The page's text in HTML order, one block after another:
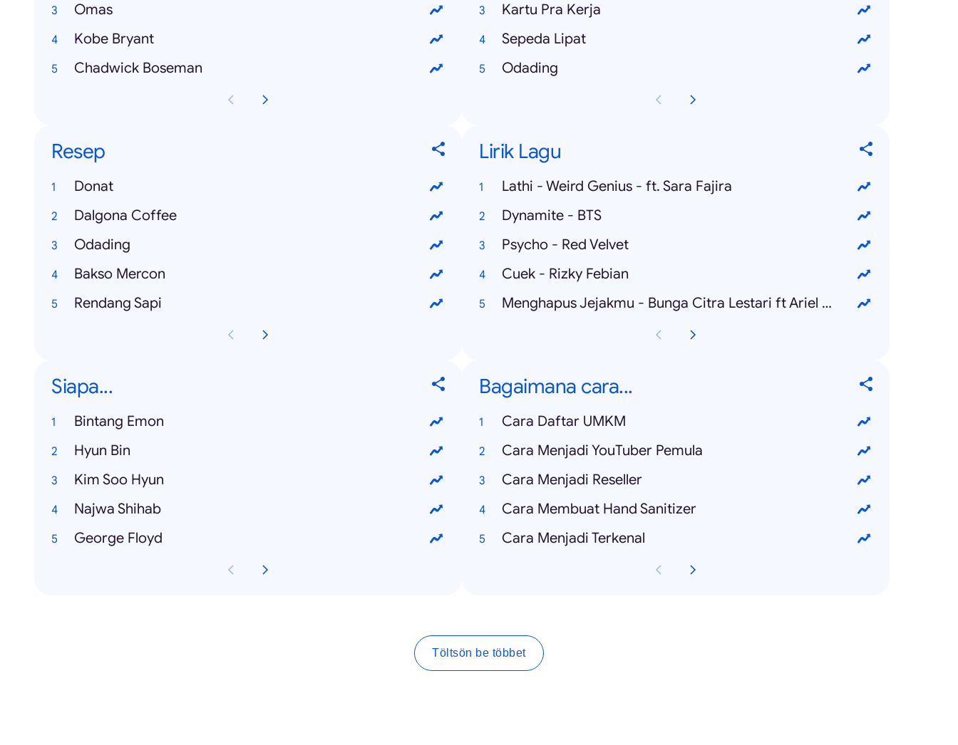
Omas
Kobe Bryant
Chadwick Boseman
Kartu Pra Kerja
Sepeda Lipat
Odading
Resep
Donat
Dalgona Coffee
Odading
Bakso Mercon
Rendang Sapi
Lirik Lagu
Lathi - Weird Genius - ft. Sara Fajira
Dynamite - BTS
Psycho - Red Velvet
Cuek - Rizky Febian
Menghapus Jejakmu - Bunga Citra Lestari ft Ariel Noah
Siapa...
Bintang Emon
Hyun Bin
Kim Soo Hyun
Najwa Shihab
George Floyd
Bagaimana cara...
Cara Daftar UMKM
Cara Menjadi YouTuber Pemula
Cara Menjadi Reseller
Cara Membuat Hand Sanitizer
Cara Menjadi Terkenal
Töltsön be többet